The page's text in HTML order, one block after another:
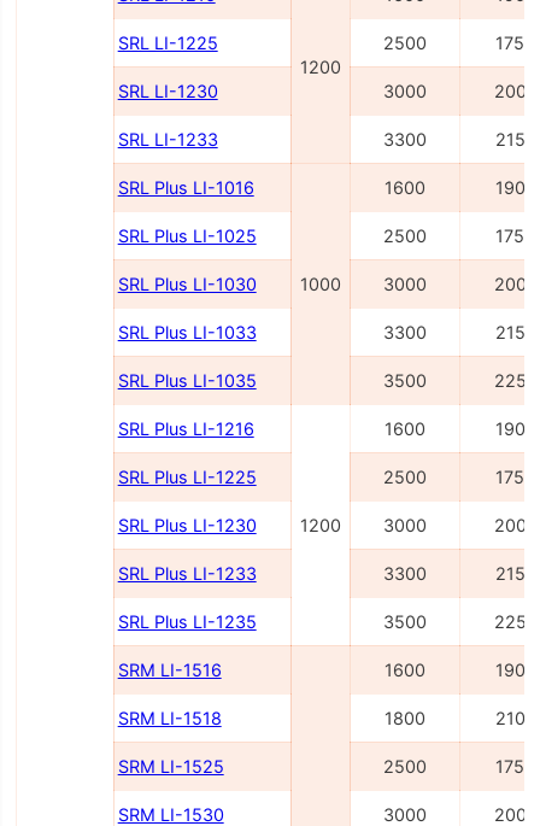
1200
SRL LI-1225 2500 1750
SRL LI-1230 3000 2000
SRL LI-1233 3300 2150
SRL Plus LI-1016
1000
1600 1900
SRL Plus LI-1025 2500 1750
SRL Plus LI-1030 3000 2000
SRL Plus LI-1033 3300 2150
SRL Plus LI-1035 3500 2250
SRL Plus LI-1216
1200
1600 1900
SRL Plus LI-1225 2500 1750
SRL Plus LI-1230 3000 2000
SRL Plus LI-1233 3300 2150
SRL Plus LI-1235 3500 2250
SRM LI-1516 1600 1900
SRM LI-1518 1800 2100
SRM LI-1525 2500 1755
SRM LI-1530 3000 2005